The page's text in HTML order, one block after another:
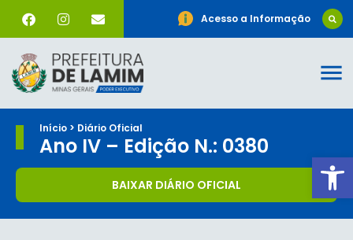
Acesso a Informação
Início > Diário Oficial
Ano IV – Edição N.: 0380
BAIXAR DIÁRIO OFICIAL